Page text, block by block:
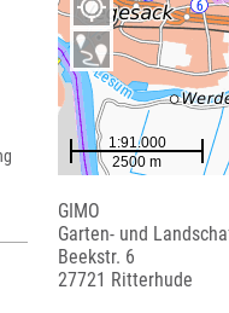
GIMO
Garten- und
Beekstr. 6
27721 Ritterhude